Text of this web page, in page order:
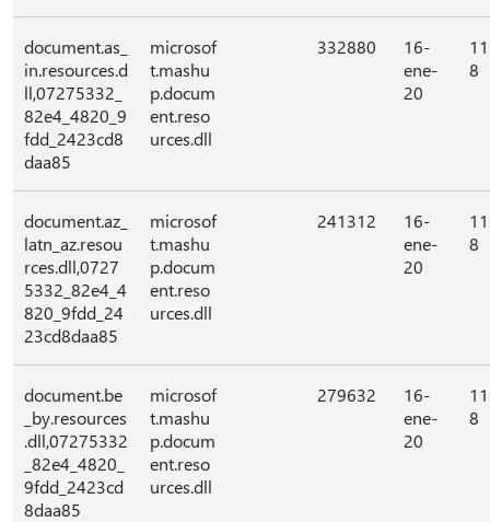
document.as_
in.resources.d
ll,07275332_
82e4_4820_9
fdd_2423cd8
daa85
microsof
t.mashu
p.docum
ent.reso
urces.dll
332880
16-
ene-
20
8
document.az_
latn_az.resou
rces.dll,0727
5332_82e4_4
820_9fdd_24
23cd8daa85
microsof
t.mashu
p.docum
ent.reso
urces.dll
241312
16-
ene-
20
8
document.be
_by.resources
.dll,07275332
_82e4_4820_
9fdd_2423cd
8daa85
microsof
t.mashu
p.docum
ent.reso
urces.dll
279632
16-
ene-
20
8